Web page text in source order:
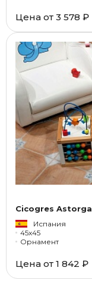
Цена от 3 578 ₽
Cicogres Astorga
Испания
45x45
Орнамент
Цена от 1 842 ₽